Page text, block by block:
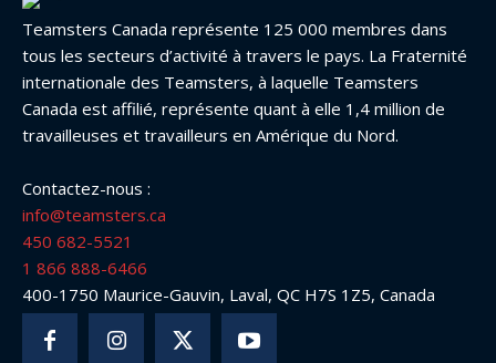
Teamsters Canada représente 125 000 membres dans
tous les secteurs d’activité à travers le pays. La Fraternité
internationale des Teamsters, à laquelle Teamsters
Canada est affilié, représente quant à elle 1,4 million de
travailleuses et travailleurs en Amérique du Nord.
Contactez-nous :
info@teamsters.ca
450 682-5521
1 866 888-6466
400-1750 Maurice-Gauvin, Laval, QC H7S 1Z5, Canada